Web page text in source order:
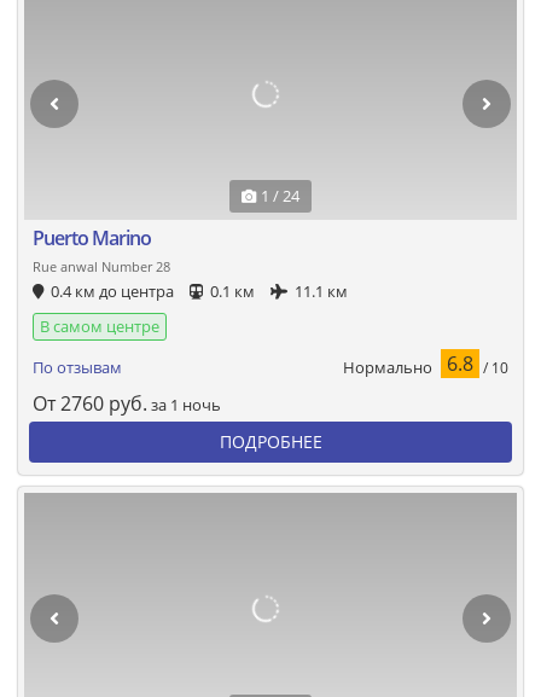
1 / 24
Puerto Marino
Rue anwal Number 28
0.4 км до центра 0.1 км
11.1 км
В самом центре
По отзывам
Нормально 6.8 / 10
От2760 руб. за 1 ночь
ПОДРОБНЕЕ